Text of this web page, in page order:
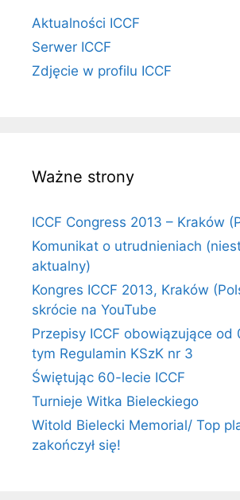
Aktualności ICCF
Serwer ICCF
Zdjęcie w profilu ICCF
Ważne strony
ICCF Congress 2013 – Kraków
Komunikat o utrudnieniach
aktualny)
Kongres ICCF 2013, Kraków
skrócie na YouTube
Przepisy ICCF obowiązujące od
tym Regulamin KSzK nr 3
Świętując 60-lecie ICCF
Turnieje Witka Bieleckiego
Witold Bielecki Memorial/ Top
zakończył się!